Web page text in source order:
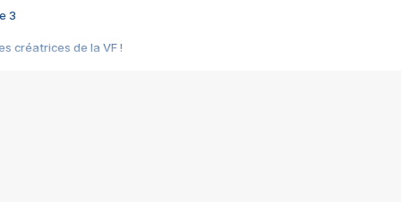
3
créatrices de la VF !